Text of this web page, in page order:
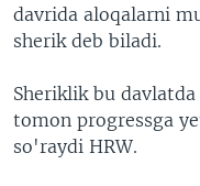
davrida aloqalarni
sherik deb biladi.
Sheriklik bu
tomon progressga
so'raydi HRW.